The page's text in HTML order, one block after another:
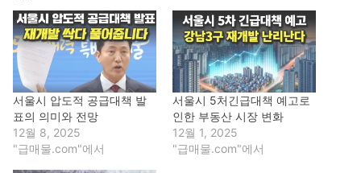
서울시 압도적 공급대책 발
표의 의미와 전망
12월 8, 2025
"급매물.com"에서
서울시 5처긴급대책 예고로
인한 부동산 시장 변화
12월 1, 2025
"급매물.com"에서